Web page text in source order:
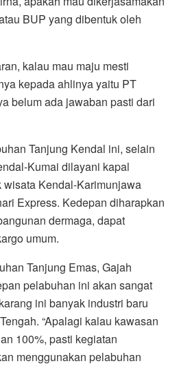
BUP yang dibentuk oleh
kalau mau maju mesti
kepada ahlinya yaitu PT
belum ada jawaban pasti dari
Tanjung Kendal ini, selain
Kumai dilayani kapal
Kendal-Karimunjawa
Express. Kedepan diharapkan
dermaga, dapat
umum.
Tanjung Emas, Gajah
pelabuhan ini akan sangat
ini banyak industri baru
“Apalagi kalau kawasan
100%, pasti kegiatan
menggunakan pelabuhan